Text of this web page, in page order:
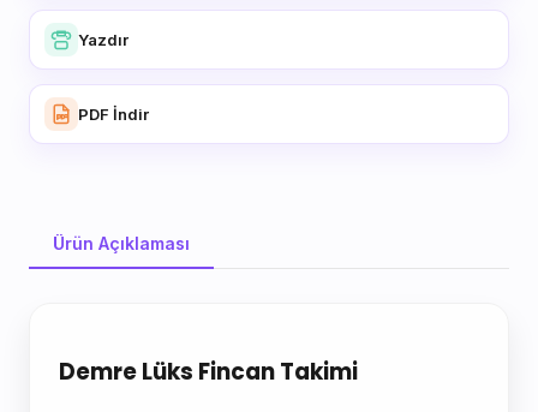
Yazdır
PDF İndir
Ürün Açıklaması
Demre Lüks Fincan Takimi